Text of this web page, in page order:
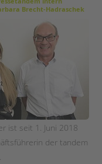
Brecht-Hadraschek
ist seit 1. Juni 2018
der tandem